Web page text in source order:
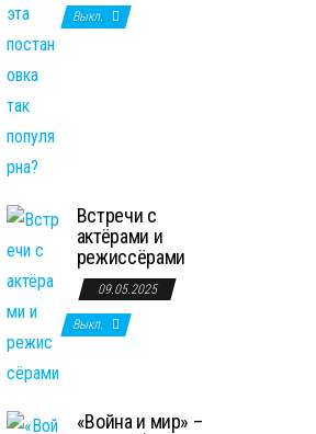
Выкл.
Встречи с
актёрами и
режиссёрами
09.05.2025
Выкл.
«Война и мир» –